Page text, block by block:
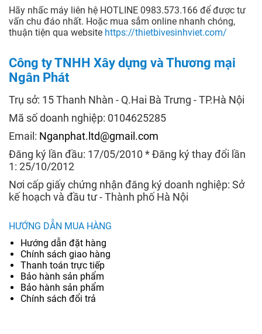
Hãy nhấc máy liên hệ HOTLINE 0983.573.166 để được tư
vấn chu đáo nhất. Hoặc mua sắm online nhanh chóng,
thuận tiện qua website https://thietbivesinhviet.com/
Công ty TNHH Xây dựng và Thương mại
Ngân Phát
Trụ sở: 15 Thanh Nhàn - Q.Hai Bà Trưng - TP.Hà Nội
Mã số doanh nghiệp: 0104625285
Email: Nganphat.ltd@gmail.com
Đăng ký lần đầu: 17/05/2010 * Đăng ký thay đổi lần
1: 25/10/2012
Nơi cấp giấy chứng nhận đăng ký doanh nghiệp: Sở
kế hoạch và đầu tư - Thành phố Hà Nội
HƯỚNG DẪN MUA HÀNG
Hướng dẫn đặt hàng
Chính sách giao hàng
Thanh toán trực tiếp
Bảo hành sản phẩm
Bảo hành sản phẩm
Chính sách đổi trả